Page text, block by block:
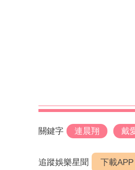
關鍵字 連晨翔 戴
追蹤娛樂星聞 下載APP